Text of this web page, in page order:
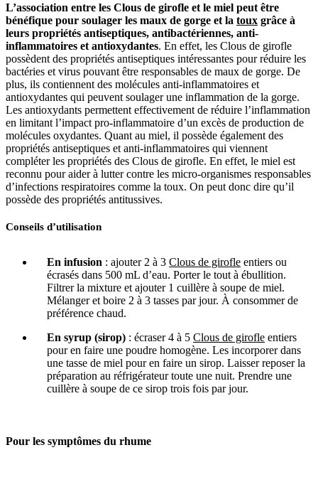
L’association entre les Clous de girofle et le miel peut être
bénéfique pour soulager les maux de gorge et la toux grâce à
leurs propriétés antiseptiques, antibactériennes, anti-
inflammatoires et antioxydantes. En effet, les Clous de girofle
possèdent des propriétés antiseptiques intéressantes pour réduire les
bactéries et virus pouvant être responsables de maux de gorge. De
plus, ils contiennent des molécules anti-inflammatoires et
antioxydantes qui peuvent soulager une inflammation de la gorge.
Les antioxydants permettent effectivement de réduire l’inflammation
en limitant l’impact pro-inflammatoire d’un excès de production de
molécules oxydantes. Quant au miel, il possède également des
propriétés antiseptiques et anti-inflammatoires qui viennent
compléter les propriétés des Clous de girofle. En effet, le miel est
reconnu pour aider à lutter contre les micro-organismes responsables
d’infections respiratoires comme la toux. On peut donc dire qu’il
possède des propriétés antitussives.
Conseils d’utilisation
En infusion : ajouter 2 à 3 Clous de girofle entiers ou
écrasés dans 500 mL d’eau. Porter le tout à ébullition.
Filtrer la mixture et ajouter 1 cuillère à soupe de miel.
Mélanger et boire 2 à 3 tasses par jour. À consommer de
préférence chaud.
En syrup (sirop) : écraser 4 à 5 Clous de girofle entiers
pour en faire une poudre homogène. Les incorporer dans
une tasse de miel pour en faire un sirop. Laisser reposer la
préparation au réfrigérateur toute une nuit. Prendre une
cuillère à soupe de ce sirop trois fois par jour.
Pour les symptômes du rhume